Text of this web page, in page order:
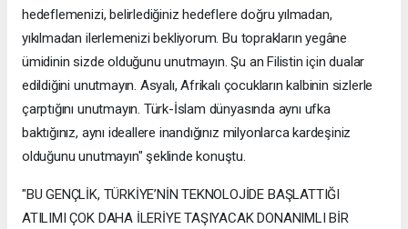
hedeflemenizi, belirlediğiniz hedeflere doğru yılmadan,
yıkılmadan ilerlemenizi bekliyorum. Bu toprakların yegâne
ümidinin sizde olduğunu unutmayın. Şu an Filistin için dualar
edildiğini unutmayın. Asyalı, Afrikalı çocukların kalbinin sizlerle
çarptığını unutmayın. Türk-İslam dünyasında aynı ufka
baktığınız, aynı ideallere inandığınız milyonlarca kardeşiniz
olduğunu unutmayın" şeklinde konuştu.
"BU GENÇLİK, TÜRKİYE’NİN TEKNOLOJİDE BAŞLATTIĞI
ATILIMI ÇOK DAHA İLERİYE TAŞIYACAK DONANIMLI BİR